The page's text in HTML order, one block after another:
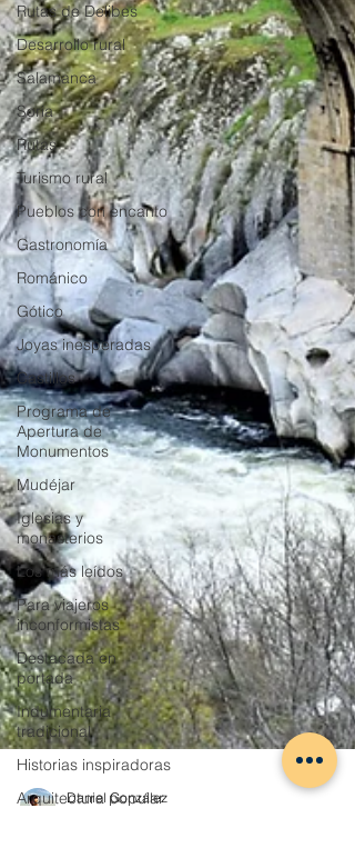
Rutas de Delibes
Desarrollo rural
Salamanca
Soria
Rutas
Turismo rural
Pueblos con encanto
Gastronomía
Románico
Gótico
Joyas inesperadas
Castillos
Programa de
Apertura de
Monumentos
Mudéjar
Iglesias y
monasterios
Los más leídos
Para viajeros
inconformistas
Destacada en
portada
Indumentaria
tradicional
Historias inspiradoras
Arquitectura popular